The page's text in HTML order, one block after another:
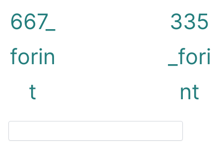
667_
forin
t
335
_fori
nt